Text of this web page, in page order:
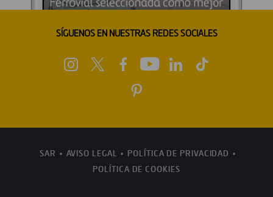
SÍGUENOS EN NUESTRAS REDES SOCIALES
SAR AVISO LEGAL
POLÍTICA DE PRIVACIDAD
POLÍTICA DE COOKIES